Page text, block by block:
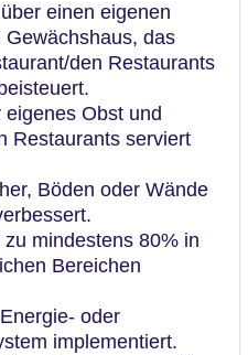
einen eigenen
das
den Restaurants
Obst und
Restaurants serviert
Böden oder Wände
mindestens 80% in
Bereichen
oder
implementiert.